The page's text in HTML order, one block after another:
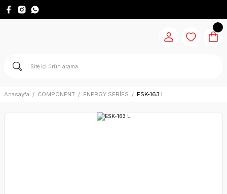
Anasayfa COMPONENT ENERGY SERİES ESK-163 L